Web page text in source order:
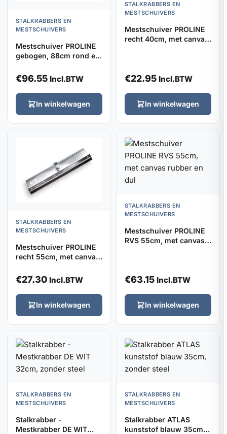
STALKRABBERS EN
MESTSCHUIVERS
Mestschuiver PROLINE
gebogen, 88cm rond en
rubber
€96.55 Incl.BTW
In winkelwagen
STALKRABBERS EN
MESTSCHUIVERS
Mestschuiver PROLINE
recht 40cm, met canvas
€22.95 Incl.BTW
In winkelwagen
STALKRABBERS EN
MESTSCHUIVERS
Mestschuiver PROLINE
recht 55cm, met canvas
€27.30 Incl.BTW
In winkelwagen
STALKRABBERS EN
MESTSCHUIVERS
Mestschuiver PROLINE
RVS 55cm, met canvas
€63.15 Incl.BTW
In winkelwagen
STALKRABBERS EN
MESTSCHUIVERS
Stalkrabber -
Mestkrabber DE WIT
STALKRABBERS EN
MESTSCHUIVERS
Stalkrabber ATLAS
kunststof blauw 35cm,